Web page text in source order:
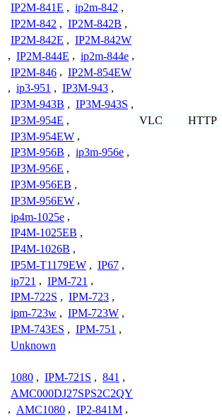
IP2M-841E , ip2m-842 ,
IP2M-842 , IP2M-842B ,
IP2M-842E , IP2M-842W
, IP2M-844E , ip2m-844e ,
IP2M-846 , IP2M-854EW
, ip3-951 , IP3M-943 ,
IP3M-943B , IP3M-943S ,
IP3M-954E ,
IP3M-954EW ,
IP3M-956B , ip3m-956e ,
IP3M-956E ,
IP3M-956EB ,
IP3M-956EW ,
ip4m-1025e ,
IP4M-1025EB ,
IP4M-1026B ,
IP5M-T1179EW , IP67 ,
ip721 , IPM-721 ,
IPM-722S , IPM-723 ,
ipm-723w , IPM-723W ,
IPM-743ES , IPM-751 ,
Unknown
VLC HTTP
1080 , IPM-721S , 841 ,
AMC000DJ27SPS2C2QY
, AMC1080 , IP2-841M ,